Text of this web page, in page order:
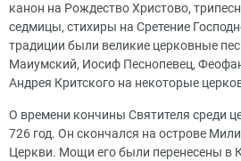
канон на Рождество Христово,
седмицы, стихиры на Сретение
традиции были великие церковные
Маиумский, Иосиф Песнопевец,
Андрея Критского на некоторые
О времени кончины Святителя среди
726 год. Он скончался на острове
Церкви. Мощи его были перенесены в